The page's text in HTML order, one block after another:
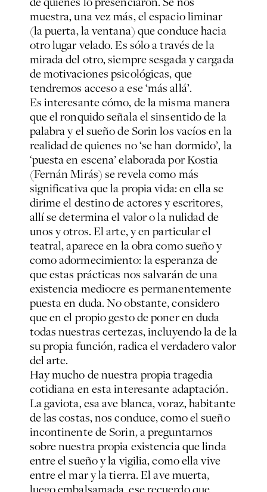
muestra, una vez más, el espacio liminar
(la puerta, la ventana) que conduce hacia
otro lugar velado. Es sólo a través de la
mirada del otro, siempre sesgada y cargada
de motivaciones psicológicas, que
tendremos acceso a ese ‘más allá’.
Es interesante cómo, de la misma manera
que el ronquido señala el sinsentido de la
palabra y el sueño de Sorin los vacíos en la
realidad de quienes no ‘se han dormido’, la
‘puesta en escena’ elaborada por Kostia
(Fernán Mirás) se revela como más
significativa que la propia vida: en ella se
dirime el destino de actores y escritores,
allí se determina el valor o la nulidad de
unos y otros. El arte, y en particular el
teatral, aparece en la obra como sueño y
como adormecimiento: la esperanza de
que estas prácticas nos salvarán de una
existencia mediocre es permanentemente
puesta en duda. No obstante, considero
que en el propio gesto de poner en duda
todas nuestras certezas, incluyendo la de la
su propia función, radica el verdadero valor
del arte.
Hay mucho de nuestra propia tragedia
cotidiana en esta interesante adaptación.
La gaviota, esa ave blanca, voraz, habitante
de las costas, nos conduce, como el sueño
incontinente de Sorin, a preguntarnos
sobre nuestra propia existencia que linda
entre el sueño y la vigilia, como ella vive
entre el mar y la tierra. El ave muerta,